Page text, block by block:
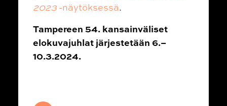
2023-näytöksessä.
Tampereen 54. kansainväliset
elokuvajuhlat järjestetään 6.–
10.3.2024.